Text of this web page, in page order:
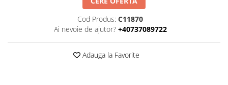
Cod Produs: C11870
Ai nevoie de ajutor? +40737089722
Adauga la Favorite